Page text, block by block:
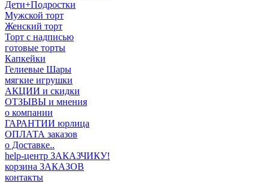
Дети+Подростки
Мужской торт
Женский торт
Торт с надписью
готовые торты
Капкейки
Гелиевые Шары
мягкие игрушки
АКЦИИ и скидки
ОТЗЫВЫ и мнения
о компании
ГАРАНТИИ юрлица
ОПЛАТА заказов
о Доставке..
help-центр ЗАКАЗЧИКУ!
корзина ЗАКАЗОВ
контакты